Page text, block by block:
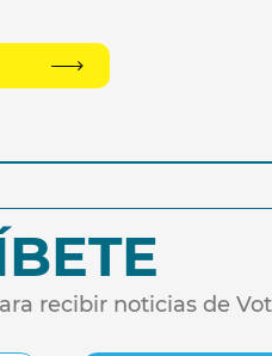
recibir noticias de